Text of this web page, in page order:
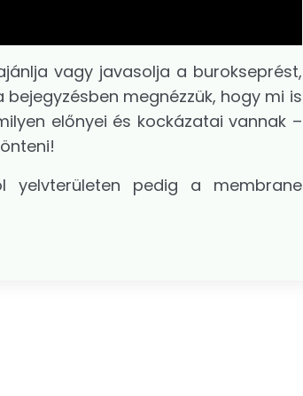
vagy javasolja a burokseprést,
megnézzük, hogy mi is
előnyei és kockázatai vannak –
yelvterületen pedig a membrane